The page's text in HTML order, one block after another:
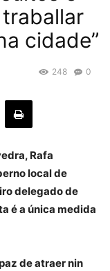
cidade”
0
248
Rafa
local de
delegado de
é a única medida
de atraer nin